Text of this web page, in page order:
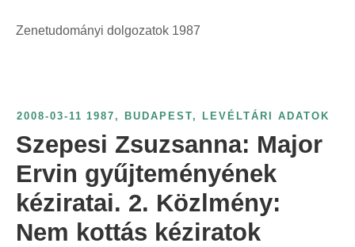
Zenetudományi dolgozatok 1987
2008-03-11 1987 , BUDAPEST, LEVÉLTÁRI ADATOK
Szepesi Zsuzsanna: Major
Ervin gyűjteményének
kéziratai. 2. Közlmény:
Nem kottás kéziratok